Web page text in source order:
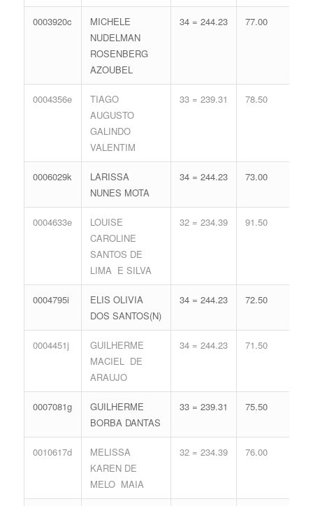
0003920c
MICHELE
NUDELMAN
ROSENBERG
AZOUBEL
34 = 244.23 77.00
0004356e
TIAGO
AUGUSTO
GALINDO
VALENTIM
33 = 239.31 78.50
0006029k
LARISSA
NUNES MOTA
34 = 244.23 73.00
0004633e
LOUISE
CAROLINE
SANTOS DE
LIMA E SILVA
32 = 234.39 91.50
0004795i
ELIS OLIVIA
DOS SANTOS(N)
34 = 244.23 72.50
0004451j
GUILHERME
MACIEL DE
ARAUJO
34 = 244.23 71.50
0007081g
GUILHERME
BORBA DANTAS
33 = 239.31 75.50
0010617d
MELISSA
KAREN DE
MELO MAIA
32 = 234.39 76.00